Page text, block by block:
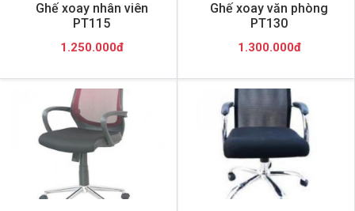
Ghế xoay nhân viên
PT115
1.250.000đ
Ghế xoay văn phòng
PT130
1.300.000đ